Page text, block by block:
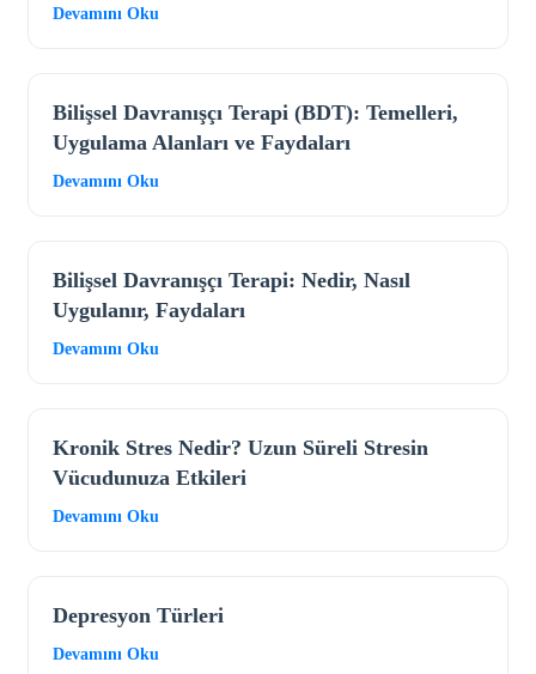
Devamını Oku
Bilişsel Davranışçı Terapi (BDT): Temelleri,
Uygulama Alanları ve Faydaları
Devamını Oku
Bilişsel Davranışçı Terapi: Nedir, Nasıl
Uygulanır, Faydaları
Devamını Oku
Kronik Stres Nedir? Uzun Süreli Stresin
Vücudunuza Etkileri
Devamını Oku
Depresyon Türleri
Devamını Oku